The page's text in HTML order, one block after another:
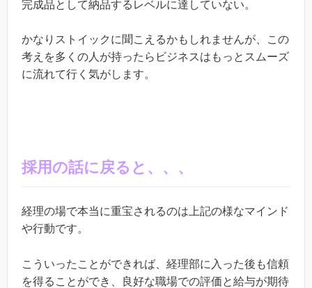
完成品として納品するレベルに達していない。
かなりストイックに聞こえるかもしれませんが、この
考えを多くの人が持ったらビジネスはもっとスムーズ
に流れて行く気がします。
採用の話に戻ると、、、
経理の場で本当に重宝されるのは上記の様なマインド
や行動です。
こういったことができれば、経理部に入った後も信頼
を得ることができ、良好な職場での評価と給与が期待